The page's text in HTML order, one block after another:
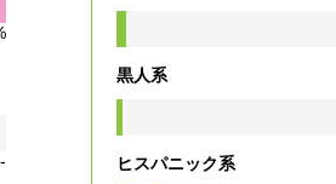
黒人系
ヒスパニック系